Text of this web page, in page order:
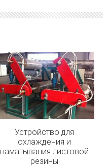
Устройство для
охлаждения и
наматывания листовой
резины